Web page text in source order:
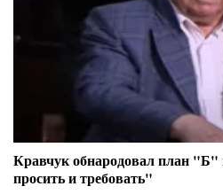
Кравчук обнародовал план "Б"
просить и требовать"